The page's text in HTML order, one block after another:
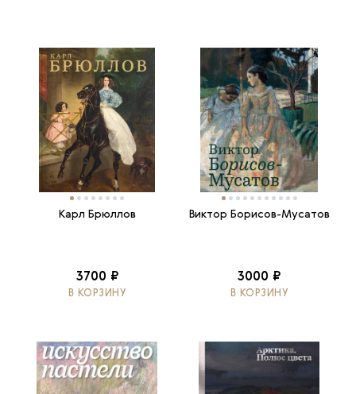
Карл Брюллов
3700 ₽
В КОРЗИНУ
Виктор Борисов-Мусатов
3000 ₽
В КОРЗИНУ